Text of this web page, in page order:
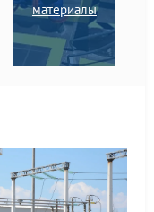
материалы